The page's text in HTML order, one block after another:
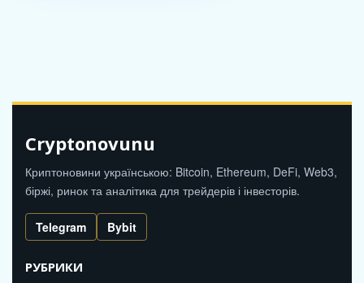
Cryptonovunu
Криптоновини українською: Bitcoin, Ethereum, DeFi, Web3,
біржі, ринок та аналітика для трейдерів і інвесторів.
Telegram Bybit
РУБРИКИ